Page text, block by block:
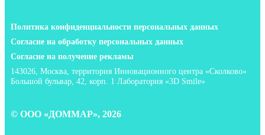
Политика конфиденциальности персональных данных
Согласие на обработку персональных данных
Согласие на получение рекламы
143026, Москва, территория Инновационного центра «Сколково»
Большой бульвар, 42, корп. 1 Лаборатория «3D Smile»
© ООО «ДОММАР», 2026